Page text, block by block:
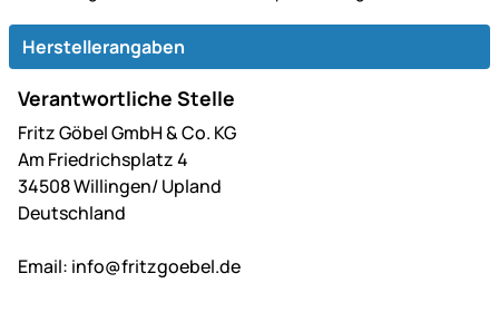
Herstellerangaben
Verantwortliche Stelle
Fritz Göbel GmbH & Co. KG
Am Friedrichsplatz 4
34508 Willingen/ Upland
Deutschland
Email: info@fritzgoebel.de